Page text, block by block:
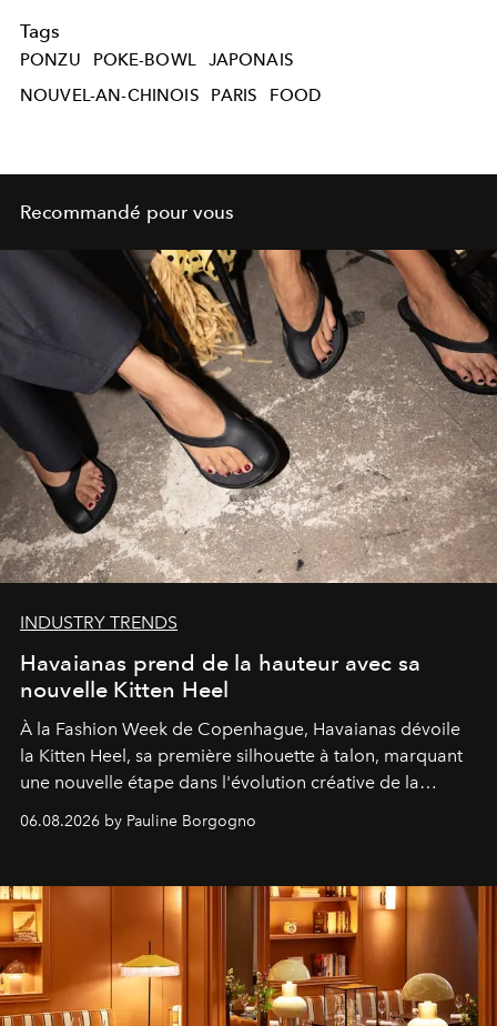
Tags
PONZU POKE-BOWL
JAPONAIS
NOUVEL-AN-CHINOIS
PARIS FOOD
Recommandé pour vous
INDUSTRY TRENDS
Havaianas prend de la hauteur avec sa
nouvelle Kitten Heel
À la Fashion Week de Copenhague, Havaianas dévoile
la Kitten Heel, sa première silhouette à talon, marquant
une nouvelle étape dans l'évolution créative de la
06.08.2026 by Pauline Borgogno